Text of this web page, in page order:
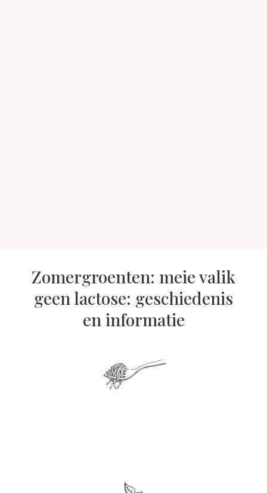
Zomergroenten: meie valik
geen lactose: geschiedenis
en informatie